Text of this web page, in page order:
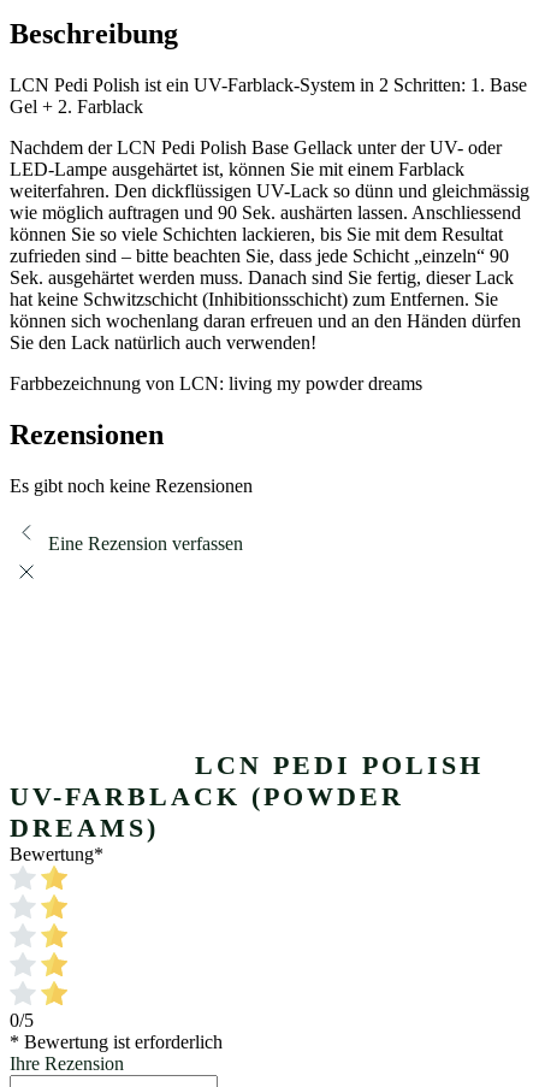
Beschreibung
LCN Pedi Polish ist ein UV-Farblack-System in 2 Schritten: 1. Base
Gel + 2. Farblack
Nachdem der LCN Pedi Polish Base Gellack unter der UV- oder
LED-Lampe ausgehärtet ist, können Sie mit einem Farblack
weiterfahren. Den dickflüssigen UV-Lack so dünn und gleichmässig
wie möglich auftragen und 90 Sek. aushärten lassen. Anschliessend
können Sie so viele Schichten lackieren, bis Sie mit dem Resultat
zufrieden sind – bitte beachten Sie, dass jede Schicht „einzeln“ 90
Sek. ausgehärtet werden muss. Danach sind Sie fertig, dieser Lack
hat keine Schwitzschicht (Inhibitionsschicht) zum Entfernen. Sie
können sich wochenlang daran erfreuen und an den Händen dürfen
Sie den Lack natürlich auch verwenden!
Farbbezeichnung von LCN: living my powder dreams
Rezensionen
Es gibt noch keine Rezensionen
Eine Rezension verfassen
LCN PEDI POLISH
UV-FARBLACK (POWDER
DREAMS)
Bewertung*
0/5
* Bewertung ist erforderlich
Ihre Rezension